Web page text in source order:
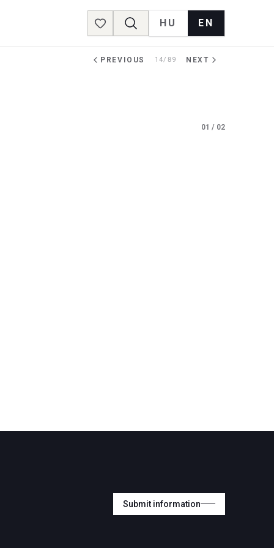
Favorites
HU EN
PREVIOUS 14/89 NEXT
01 / 02
Submit information